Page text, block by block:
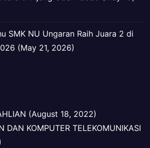
SMK NU Ungaran Raih Juara 2 di
(May 21, 2026)
(August 18, 2022)
DAN KOMPUTER TELEKOMUNIKASI